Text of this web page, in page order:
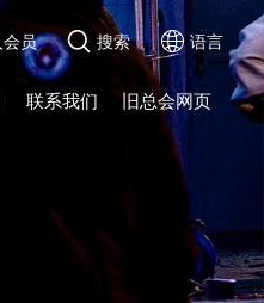
会员 搜索 语言
联系我们 旧总会网页